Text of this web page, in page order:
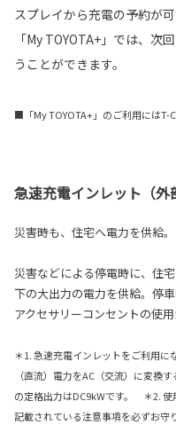
スプレイから充電の予約が
「My TOYOTA+」では、次
うことができます。
■「My TOYOTA+」のご利用にはT-
急速充電インレット（外
災害時も、住宅へ電力を供給。
災害などによる停電時に、住
下の大出力の電力を供給。停
アクセサリーコンセントの使用
＊1. 急速充電インレットをご利用
（直流）電力をAC（交流）に変換
の定格出力はDC9kWです。 ＊2. 使
記載されている注意事項を必ずお守